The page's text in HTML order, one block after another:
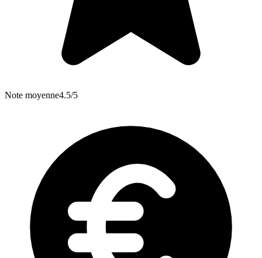
Note moyenne4.5/5